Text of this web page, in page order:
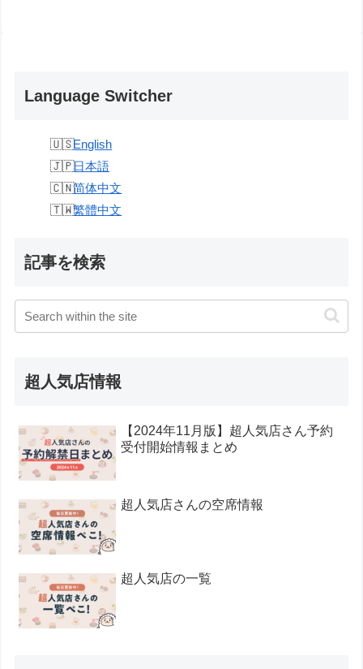
Language Switcher
English
日本語
简体中文
繁體中文
記事を検索
超人気店情報
【2024年11月版】超人気店さん予約
受付開始情報まとめ
超人気店さんの空席情報
超人気店の一覧